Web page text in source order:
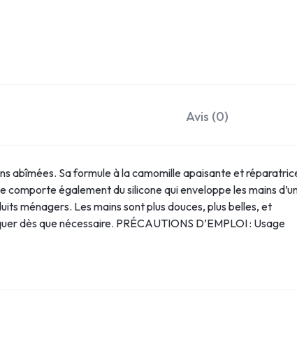
Avis (0)
abîmées. Sa formule à la camomille apaisante et
également du silicone qui enveloppe les mains
ménagers. Les mains sont plus douces, plus belles, et
dès que nécessaire. PRÉCAUTIONS D’EMPLOI : Usage